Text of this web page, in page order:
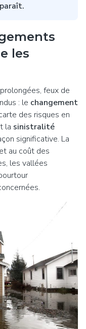
les
feux de
: le changement
des risques en
la sinistralité
significative. La
au coût des
les vallées